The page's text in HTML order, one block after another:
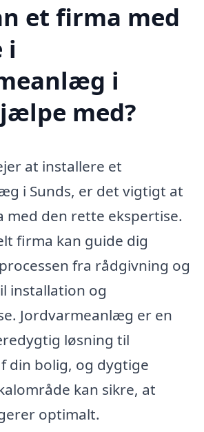
et firma med
i
i
med?
at installere et
i Sunds, er det vigtigt at
den rette ekspertise.
firma kan guide dig
fra rådgivning og
installation og
Jordvarmeanlæg er en
løsning til
din bolig, og dygtige
kan sikre, at
optimalt.